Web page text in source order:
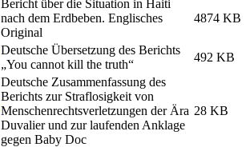
Bericht über die Situation in Haiti
nach dem Erdbeben. Englisches
Original
4874 KB
Deutsche Übersetzung des Berichts
„You cannot kill the truth“
492 KB
Deutsche Zusammenfassung des
Berichts zur Straflosigkeit von
Menschenrechtsverletzungen der Ära
Duvalier und zur laufenden Anklage
gegen Baby Doc
28 KB